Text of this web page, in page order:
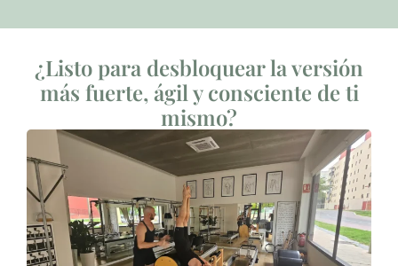
¿Listo para desbloquear la versión
más fuerte, ágil y consciente de ti
mismo?